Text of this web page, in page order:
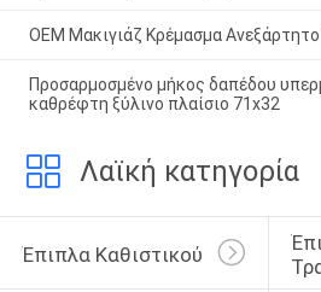
OEM Μακιγιάζ Κρέμασμα
Προσαρμοσμένο μήκος δαπέδου
καθρέφτη ξύλινο πλαίσιο 71x32
Λαϊκή κατηγορία
Έπιπλα Καθιστικού